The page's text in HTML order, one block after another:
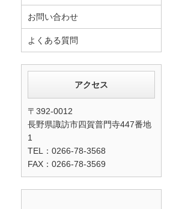
お問い合わせ
よくある質問
アクセス
〒392-0012
長野県諏訪市四賀普門寺447番地
1
TEL：0266-78-3568
FAX：0266-78-3569